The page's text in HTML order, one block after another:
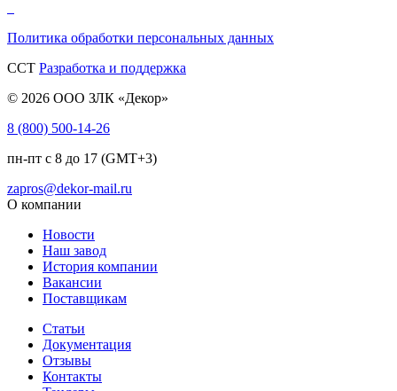
Политика обработки персональных данных
CCT Разработка и поддержка
© 2026 ООО ЗЛК «Декор»
8 (800) 500-14-26
пн-пт с 8 до 17 (GMT+3)
zapros@dekor-mail.ru
О компании
Новости
Наш завод
История компании
Вакансии
Поставщикам
Статьи
Документация
Отзывы
Контакты